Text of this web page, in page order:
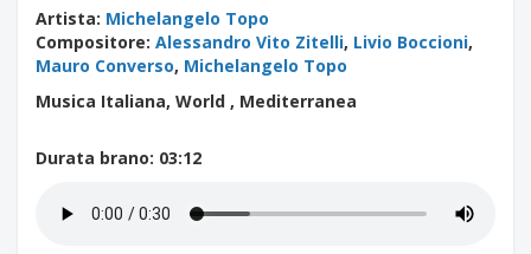
Artista: Michelangelo Topo
Compositore: Alessandro Vito Zitelli, Livio Boccioni,
Mauro Converso, Michelangelo Topo
Musica Italiana, World , Mediterranea
Durata brano: 03:12